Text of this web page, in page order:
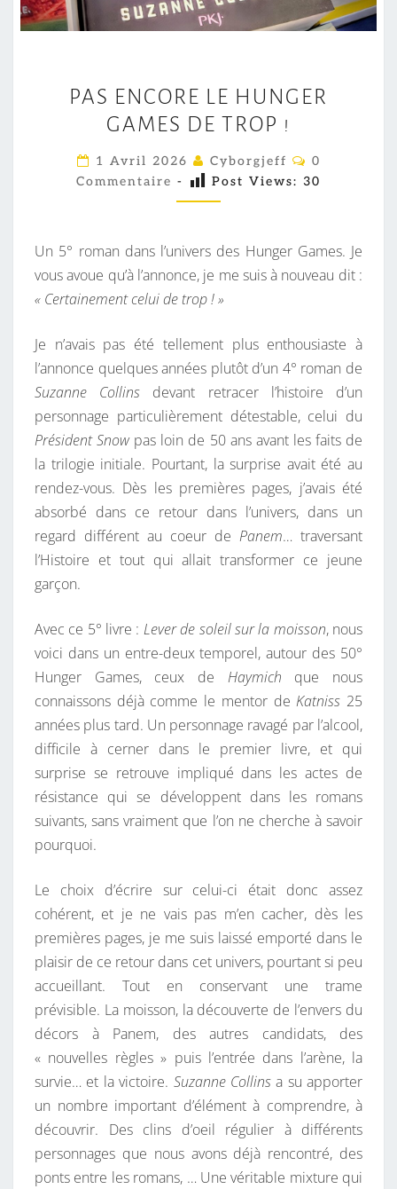
A
S
N
C
R
E
L
H
U
N
G
E
R
G
A
M
E
E
T
R
O
P
!
PAS ENCORE LE HUNGER
GAMES DE TROP !
1 Avril 2026 Cyborgjeff
C
M
T
A
I
R
0
Commentaire - Post Views: 30
Un 5° roman dans l’univers des Hunger Games. Je
vous avoue qu’à l’annonce, je me suis à nouveau dit :
« Certainement celui de trop ! »
Je n’avais pas été tellement plus enthousiaste à
l’annonce quelques années plutôt d’un 4° roman de
Suzanne Collins devant retracer l’histoire d’un
personnage particulièrement détestable, celui du
Président Snowpas loin de 50 ans avant les faits de
la trilogie initiale. Pourtant, la surprise avait été au
rendez-vous. Dès les premières pages, j’avais été
absorbé dans ce retour dans l’univers, dans un
regard différent au coeur de Panem… traversant
l’Histoire et tout qui allait transformer ce jeune
garçon.
Avec ce 5° livre : Lever de soleil sur la moisson, nous
voici dans un entre-deux temporel, autour des 50°
Hunger Games, ceux de Haymich que nous
connaissons déjà comme le mentor deKatniss 25
années plus tard. Un personnage ravagé par l’alcool,
difficile à cerner dans le premier livre, et qui
surprise se retrouve impliqué dans les actes de
résistance qui se développent dans les romans
suivants, sans vraiment que l’on ne cherche à savoir
pourquoi.
Le choix d’écrire sur celui-ci était donc assez
cohérent, et je ne vais pas m’en cacher, dès les
premières pages, je me suis laissé emporté dans le
plaisir de ce retour dans cet univers, pourtant si peu
accueillant. Tout en conservant une trame
prévisible. La moisson, la découverte de l’envers du
décors à Panem, des autres candidats, des
« nouvelles règles » puis l’entrée dans l’arène, la
survie… et la victoire. Suzanne Collinsa su apporter
un nombre important d’élément à comprendre, à
découvrir. Des clins d’oeil régulier à différents
personnages que nous avons déjà rencontré, des
ponts entre les romans, … Une véritable mixture qui